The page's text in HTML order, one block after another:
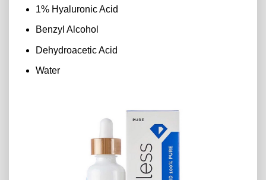
1% Hyaluronic Acid
Benzyl Alcohol
Dehydroacetic Acid
Water